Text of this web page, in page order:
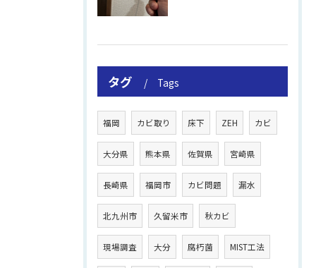
タグ Tags
福岡 カビ取り 床下 ZEH カビ
大分県 熊本県 佐賀県 宮崎県
長崎県 福岡市 カビ問題 漏水
北九州市 久留米市 秋カビ
現場調査 大分 腐朽菌 MIST工法